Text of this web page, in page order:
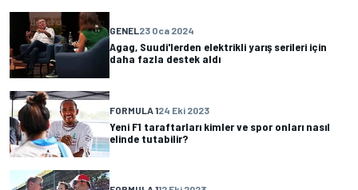
GENEL23 Oca 2024
Agag, Suudi'lerden elektrikli yarış serileri için
daha fazla destek aldı
FORMULA 124 Eki 2023
Yeni F1 taraftarları kimler ve spor onları nasıl
elinde tutabilir?